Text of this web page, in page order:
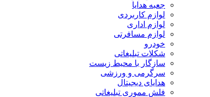
جعبه هدایا
لوازم کاربردی
لوازم اداری
لوازم مسافرتی
خودرو
شکلات تبلیغاتی
سازگار با محیط زیست
سرگرمی و ورزشی
هدایای دیجیتال
فلش مموری تبلیغاتی